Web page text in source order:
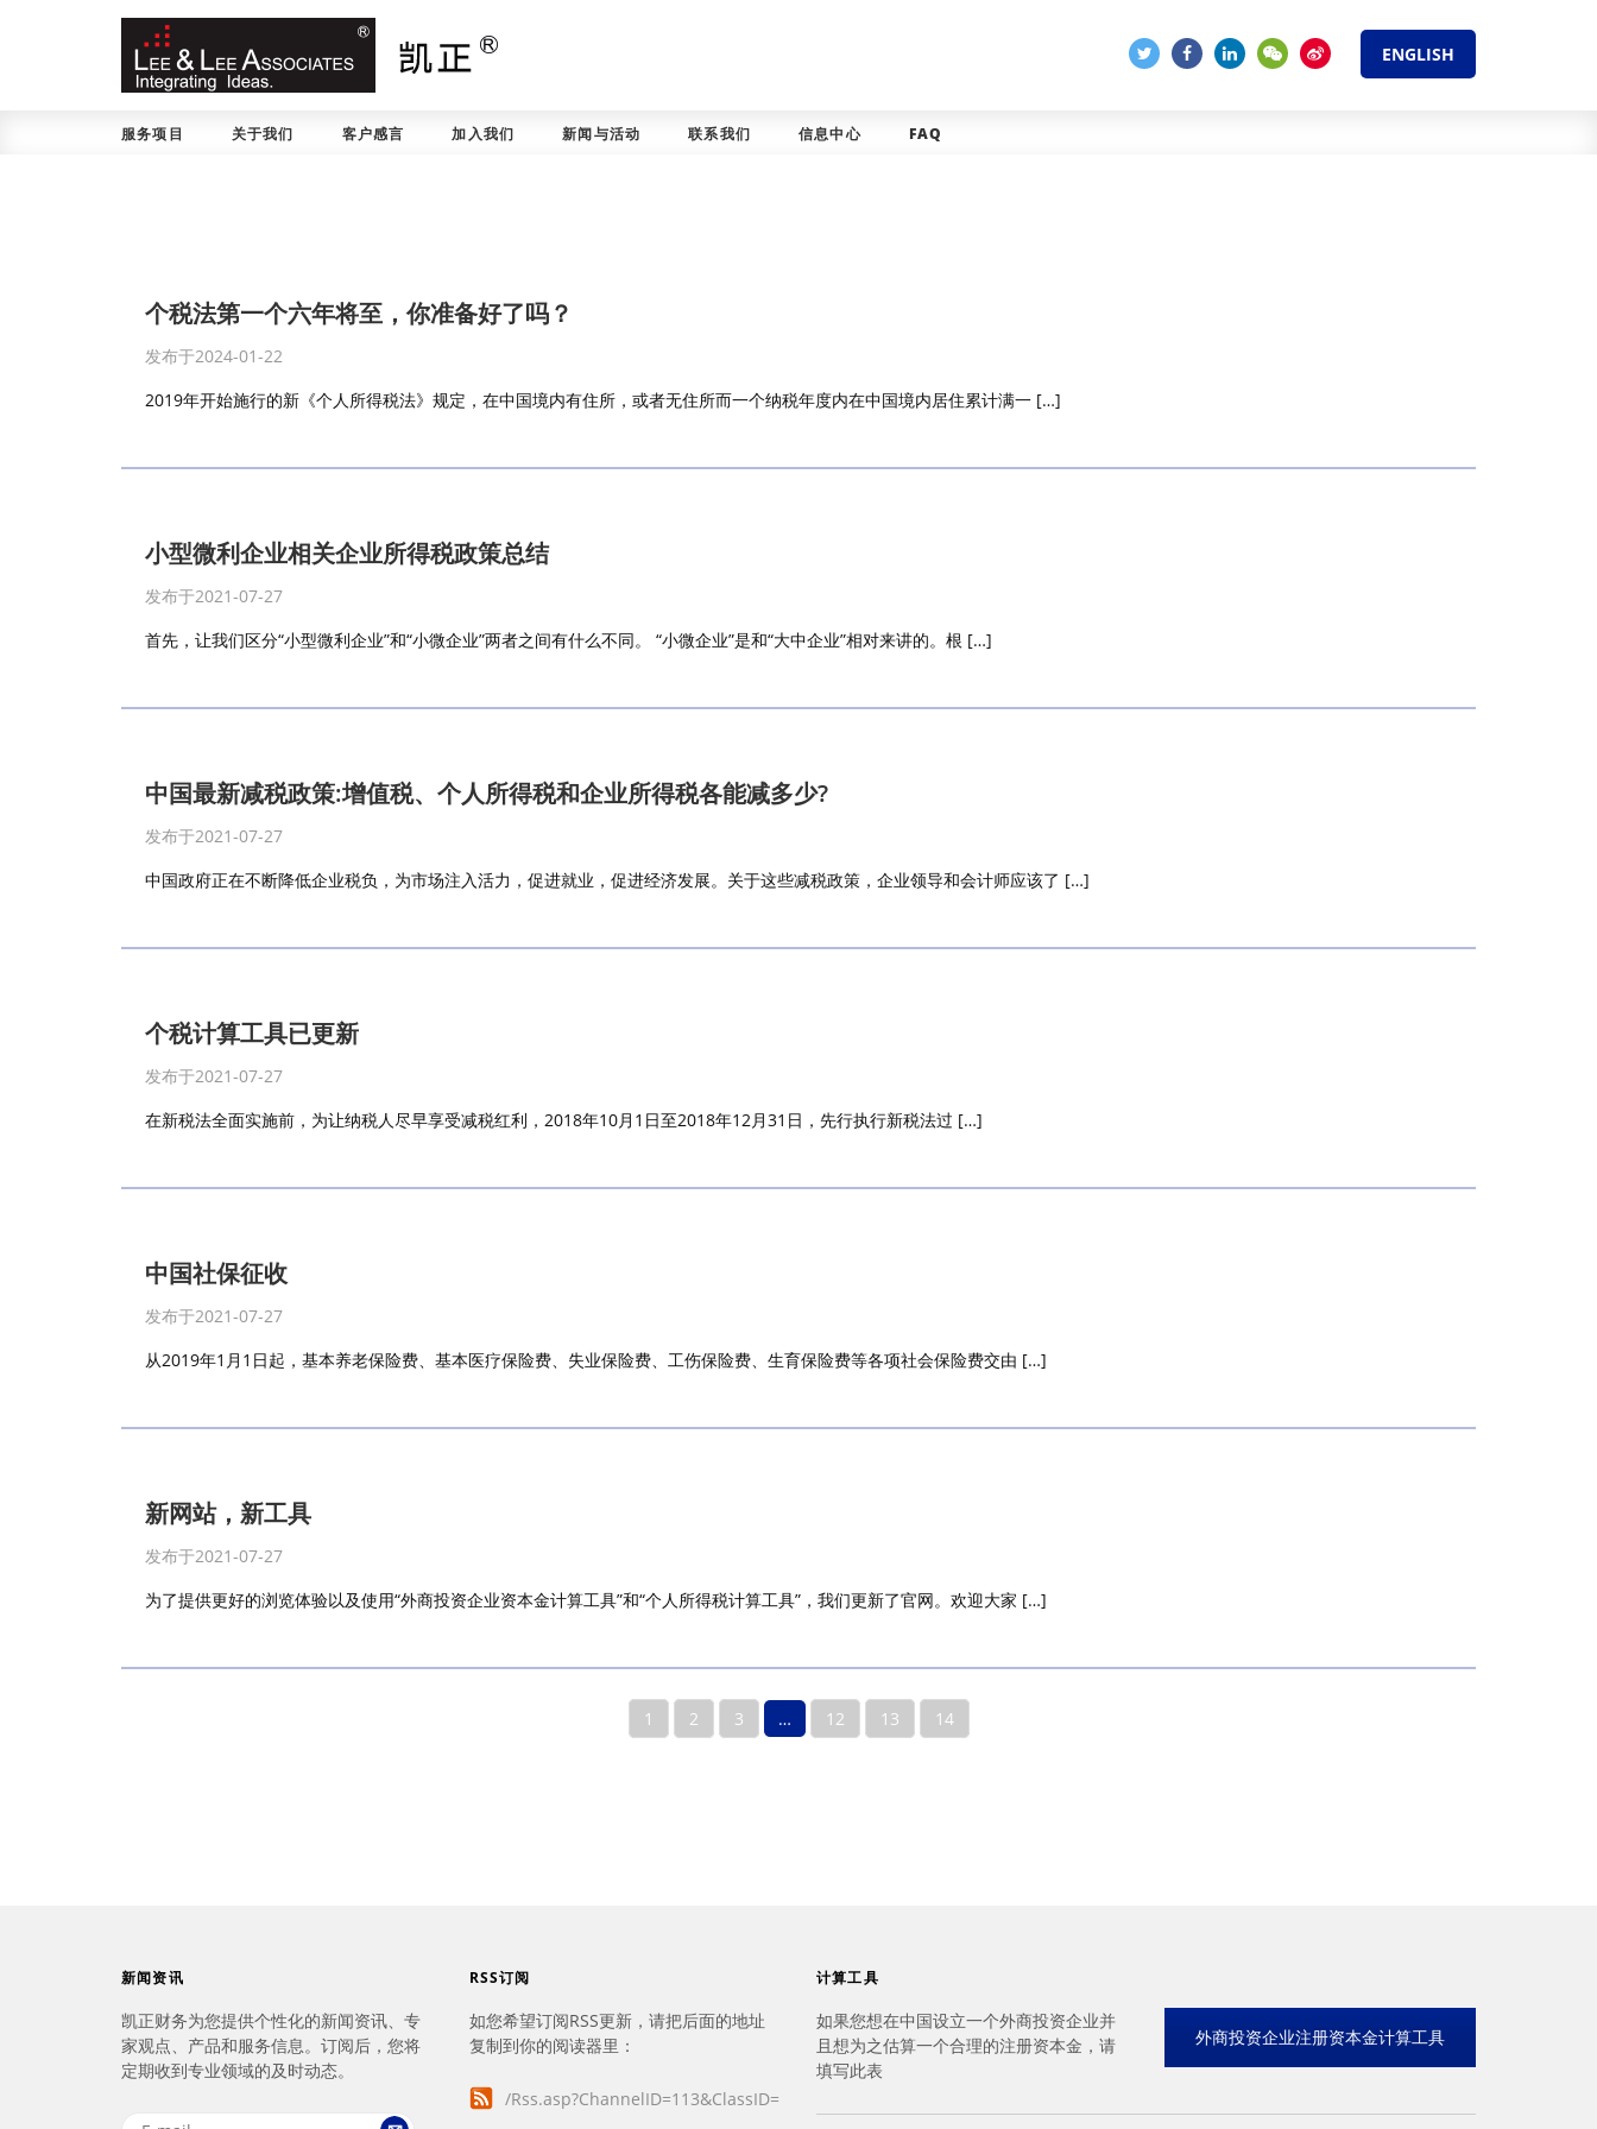
ENGLISH
服务项目 关于我们 客户感言 加入我们 新闻与活动 联系我们 信息中心 FAQ
个税法第一个六年将至，你准备好了吗？
发布于2024-01-22
2019年开始施行的新《个人所得税法》规定，在中国境内有住所，或者无住所而一个纳税年度内在中国境内居住累计满一 […]
小型微利企业相关企业所得税政策总结
发布于2021-07-27
首先，让我们区分“小型微利企业”和“小微企业”两者之间有什么不同。 “小微企业”是和“大中企业”相对来讲的。根 […]
中国最新减税政策:增值税、个人所得税和企业所得税各能减多少?
发布于2021-07-27
中国政府正在不断降低企业税负，为市场注入活力，促进就业，促进经济发展。关于这些减税政策，企业领导和会计师应该了 […]
个税计算工具已更新
发布于2021-07-27
在新税法全面实施前，为让纳税人尽早享受减税红利，2018年10月1日至2018年12月31日，先行执行新税法过 […]
中国社保征收
发布于2021-07-27
从2019年1月1日起，基本养老保险费、基本医疗保险费、失业保险费、工伤保险费、生育保险费等各项社会保险费交由 […]
新网站，新工具
发布于2021-07-27
为了提供更好的浏览体验以及使用“外商投资企业资本金计算工具”和“个人所得税计算工具”，我们更新了官网。欢迎大家 […]
1 2 3 … 12 13 14
新闻资讯
凯正财务为您提供个性化的新闻资讯、专
家观点、产品和服务信息。订阅后，您将
定期收到专业领域的及时动态。
RSS订阅
如您希望订阅RSS更新，请把后面的地址
复制到你的阅读器里：
/Rss.asp?ChannelID=113&ClassID=
计算工具
如果您想在中国设立一个外商投资企业并
且想为之估算一个合理的注册资本金，请
填写此表
外商投资企业注册资本金计算工具